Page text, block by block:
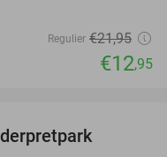
Regulier €21,95
€12,95